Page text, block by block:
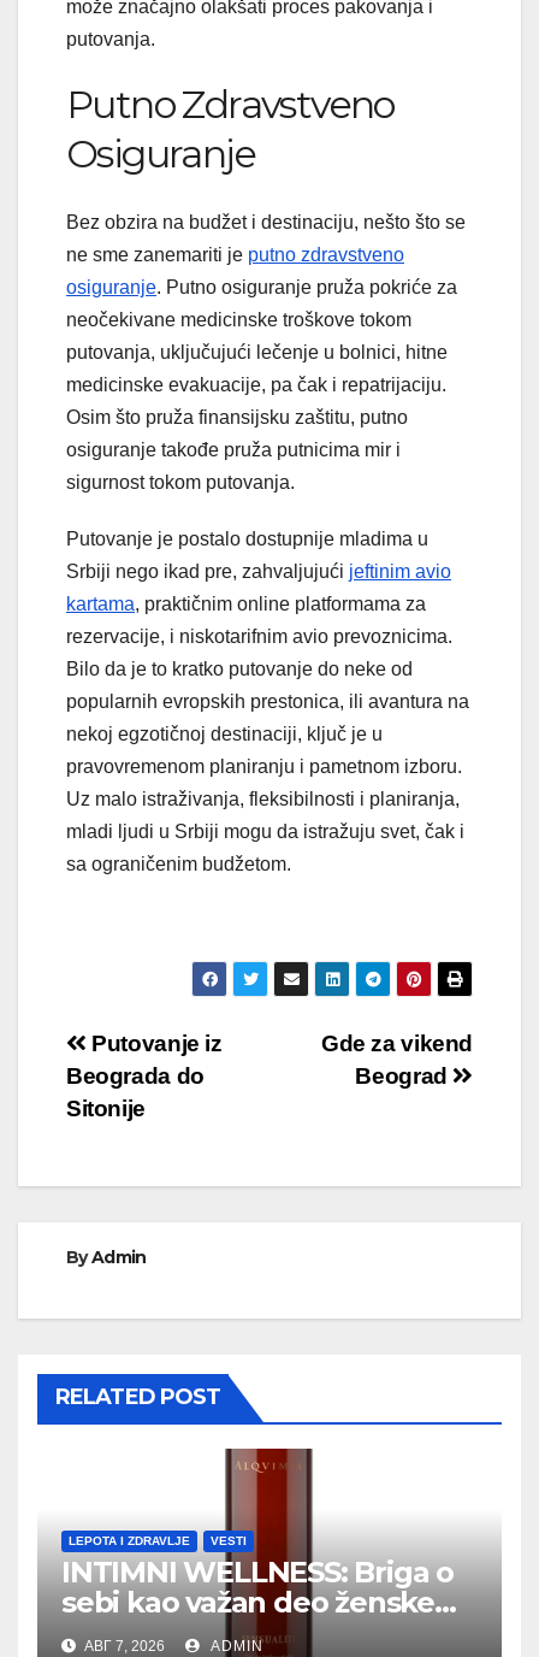
može značajno olakšati proces pakovanja i
putovanja.
Putno Zdravstveno
Osiguranje
Bez obzira na budžet i destinaciju, nešto što se
ne sme zanemariti je putno zdravstveno
osiguranje. Putno osiguranje pruža pokriće za
neočekivane medicinske troškove tokom
putovanja, uključujući lečenje u bolnici, hitne
medicinske evakuacije, pa čak i repatrijaciju.
Osim što pruža finansijsku zaštitu, putno
osiguranje takođe pruža putnicima mir i
sigurnost tokom putovanja.
Putovanje je postalo dostupnije mladima u
Srbiji nego ikad pre, zahvaljujući jeftinim avio
kartama, praktičnim online platformama za
rezervacije, i niskotarifnim avio prevoznicima.
Bilo da je to kratko putovanje do neke od
popularnih evropskih prestonica, ili avantura na
nekoj egzotičnoj destinaciji, ključ je u
pravovremenom planiranju i pametnom izboru.
Uz malo istraživanja, fleksibilnosti i planiranja,
mladi ljudi u Srbiji mogu da istražuju svet, čak i
sa ograničenim budžetom.
Кретање
чланка
Gde za vikend
Beograd
Putovanje iz
Beograda do
Sitonije
ByAdmin
RELATED POST
LEPOTA I ZDRAVLJE VESTI
INTIMNI WELLNESS: Briga o
sebi kao važan deo ženske
senzualnosti
АВГ 7, 2026 ADMIN